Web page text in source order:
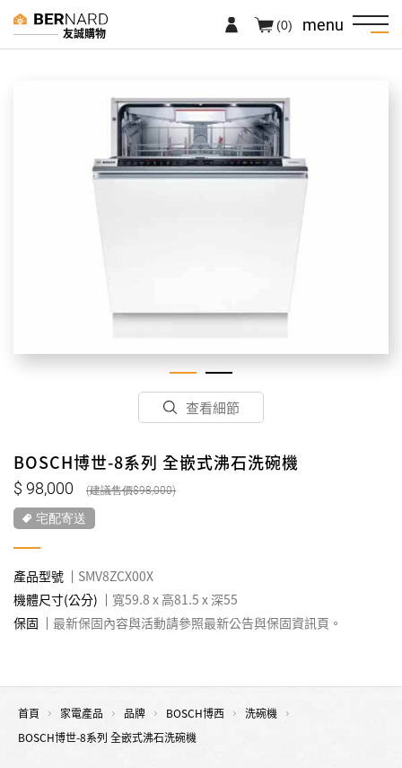
友誠購物 menu
(0)
查看細節
BOSCH博世-8系列 全嵌式沸石洗碗機
98,000 98,000
宅配寄送
產品型號
SMV8ZCX00X
機體尺寸(公分)
寬59.8 x 高81.5 x 深55
保固
最新保固內容與活動請參照最新公告與保固資訊頁。
首頁 家電產品 品牌 BOSCH博西
洗碗機
BOSCH博世-8系列 全嵌式沸石洗碗機